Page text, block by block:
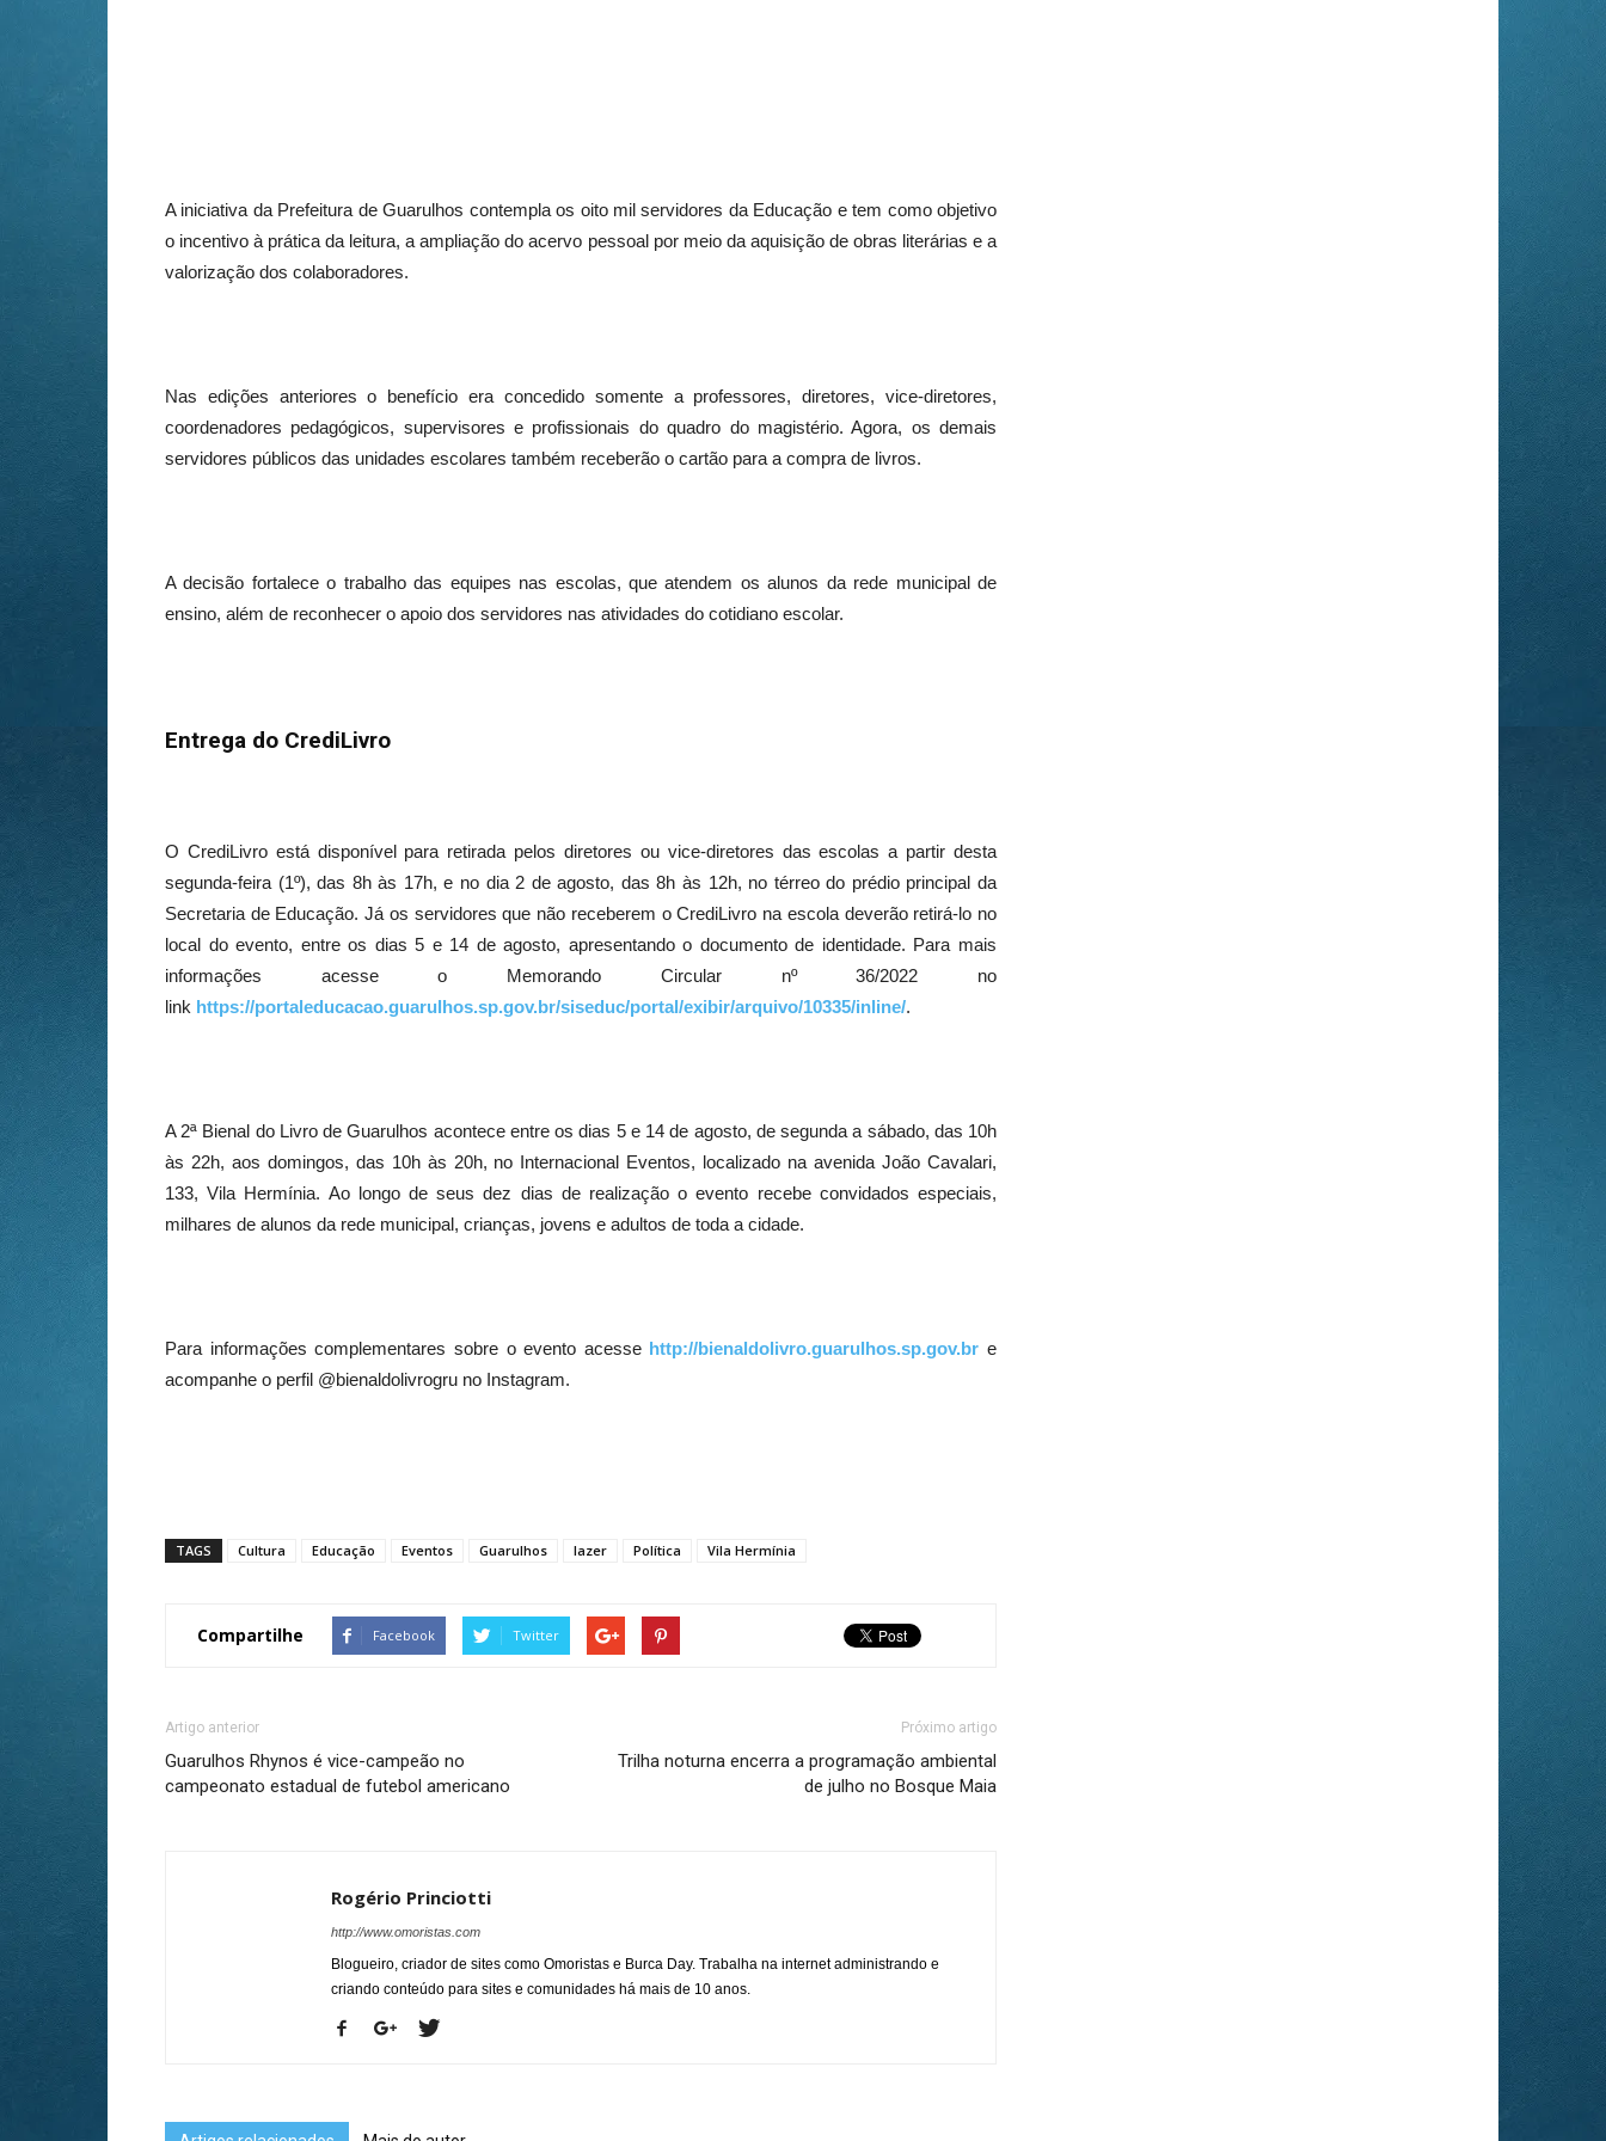
A iniciativa da Prefeitura de Guarulhos contempla os oito mil servidores da Educação e tem como objetivo
o incentivo à prática da leitura, a ampliação do acervo pessoal por meio da aquisição de obras literárias e a
valorização dos colaboradores.
Nas edições anteriores o benefício era concedido somente a professores, diretores, vice-diretores,
coordenadores pedagógicos, supervisores e profissionais do quadro do magistério. Agora, os demais
servidores públicos das unidades escolares também receberão o cartão para a compra de livros.
A decisão fortalece o trabalho das equipes nas escolas, que atendem os alunos da rede municipal de
ensino, além de reconhecer o apoio dos servidores nas atividades do cotidiano escolar.
Entrega do CrediLivro
O CrediLivro está disponível para retirada pelos diretores ou vice-diretores das escolas a partir desta
segunda-feira (1º), das 8h às 17h, e no dia 2 de agosto, das 8h às 12h, no térreo do prédio principal da
Secretaria de Educação. Já os servidores que não receberem o CrediLivro na escola deverão retirá-lo no
local do evento, entre os dias 5 e 14 de agosto, apresentando o documento de identidade. Para mais
informações acesse o Memorando Circular nº 36/2022 no
link https://portaleducacao.guarulhos.sp.gov.br/siseduc/portal/exibir/arquivo/10335/inline/.
A 2ª Bienal do Livro de Guarulhos acontece entre os dias 5 e 14 de agosto, de segunda a sábado, das 10h
às 22h, aos domingos, das 10h às 20h, no Internacional Eventos, localizado na avenida João Cavalari,
133, Vila Hermínia. Ao longo de seus dez dias de realização o evento recebe convidados especiais,
milhares de alunos da rede municipal, crianças, jovens e adultos de toda a cidade.
Para informações complementares sobre o evento acesse http://bienaldolivro.guarulhos.sp.gov.br e
acompanhe o perfil @bienaldolivrogru no Instagram.
TAGS Cultura Educação Eventos Guarulhos lazer Política Vila Hermínia
Compartilhe Facebook Twitter
Artigo anterior
Guarulhos Rhynos é vice-campeão no
campeonato estadual de futebol americano
Próximo artigo
Trilha noturna encerra a programação ambiental
de julho no Bosque Maia
Rogério Princiotti
http://www.omoristas.com
Blogueiro, criador de sites como Omoristas e Burca Day. Trabalha na internet administrando e
criando conteúdo para sites e comunidades há mais de 10 anos.